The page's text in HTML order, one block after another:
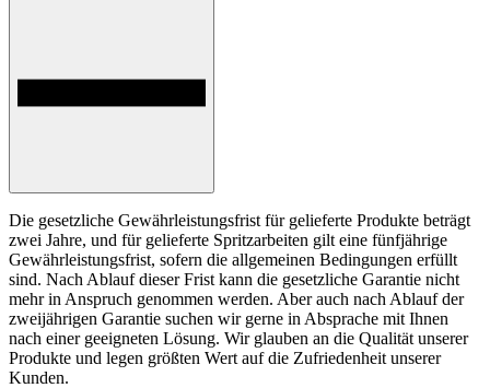
Die gesetzliche Gewährleistungsfrist für gelieferte Produkte beträgt
zwei Jahre, und für gelieferte Spritzarbeiten gilt eine fünfjährige
Gewährleistungsfrist, sofern die allgemeinen Bedingungen erfüllt
sind. Nach Ablauf dieser Frist kann die gesetzliche Garantie nicht
mehr in Anspruch genommen werden. Aber auch nach Ablauf der
zweijährigen Garantie suchen wir gerne in Absprache mit Ihnen
nach einer geeigneten Lösung. Wir glauben an die Qualität unserer
Produkte und legen größten Wert auf die Zufriedenheit unserer
Kunden.